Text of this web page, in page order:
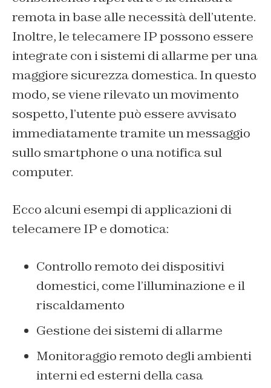
remota in base alle necessità dell’utente.
Inoltre, le telecamere IP possono essere
integrate con i sistemi di allarme per una
maggiore sicurezza domestica. In questo
modo, se viene rilevato un movimento
sospetto, l’utente può essere avvisato
immediatamente tramite un messaggio
sullo smartphone o una notifica sul
computer.
Ecco alcuni esempi di applicazioni di
telecamere IP e domotica:
Controllo remoto dei dispositivi
domestici, come l’illuminazione e il
riscaldamento
Gestione dei sistemi di allarme
Monitoraggio remoto degli ambienti
interni ed esterni della casa